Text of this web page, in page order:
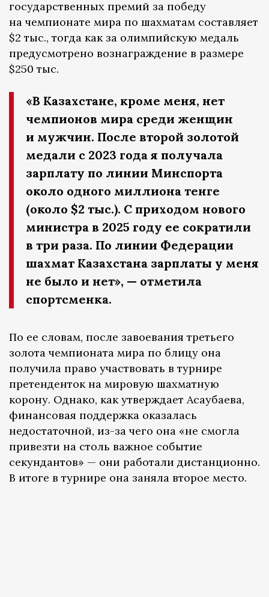
государственных премий за победу
на чемпионате мира по шахматам составляет
$2 тыс., тогда как за олимпийскую медаль
предусмотрено вознаграждение в размере
$250 тыс.
«В Казахстане, кроме меня, нет
чемпионов мира среди женщин
и мужчин. После второй золотой
медали с 2023 года я получала
зарплату по линии Минспорта
около одного миллиона тенге
(около $2 тыс.). С приходом нового
министра в 2025 году ее сократили
в три раза. По линии Федерации
шахмат Казахстана зарплаты у меня
не было и нет», — отметила
спортсменка.
По ее словам, после завоевания третьего
золота чемпионата мира по блицу она
получила право участвовать в турнире
претенденток на мировую шахматную
корону. Однако, как утверждает Асаубаева,
финансовая поддержка оказалась
недостаточной, из-за чего она «не смогла
привезти на столь важное событие
секундантов» — они работали дистанционно.
В итоге в турнире она заняла второе место.